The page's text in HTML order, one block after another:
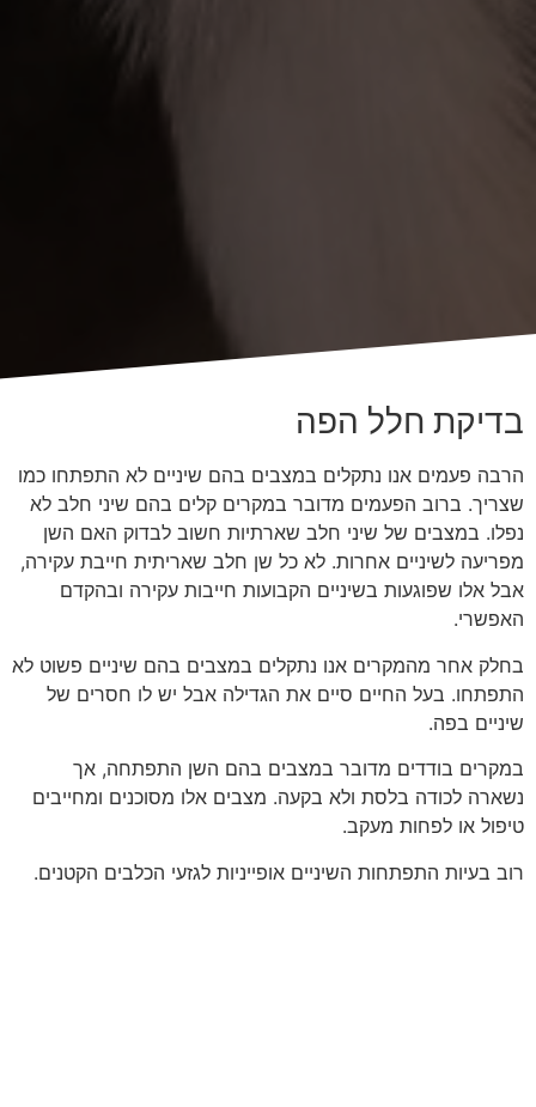
בדיקת חלל הפה
הרבה פעמים אנו נתקלים במצבים בהם שיניים לא התפתחו כמו
שצריך. ברוב הפעמים מדובר במקרים קלים בהם שיני חלב לא
נפלו. במצבים של שיני חלב שארתיות חשוב לבדוק האם השן
מפריעה לשיניים אחרות. לא כל שן חלב שאריתית חייבת עקירה,
אבל אלו שפוגעות בשיניים הקבועות חייבות עקירה ובהקדם
האפשרי.
בחלק אחר מהמקרים אנו נתקלים במצבים בהם שיניים פשוט לא
התפתחו. בעל החיים סיים את הגדילה אבל יש לו חסרים של
שיניים בפה.
במקרים בודדים מדובר במצבים בהם השן התפתחה, אך
נשארה לכודה בלסת ולא בקעה. מצבים אלו מסוכנים ומחייבים
טיפול או לפחות מעקב.
רוב בעיות התפתחות השיניים אופייניות לגזעי הכלבים הקטנים.